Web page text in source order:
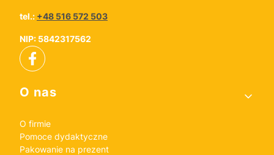
tel.: +48 516 572 503
NIP: 5842317562
Linki w stopce
O nas
O firmie
Pomoce dydaktyczne
Pakowanie na prezent